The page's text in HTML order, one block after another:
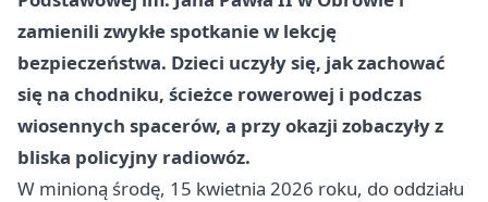
zamienili zwykłe spotkanie w lekcję
bezpieczeństwa. Dzieci uczyły się, jak zachować
się na chodniku, ścieżce rowerowej i podczas
wiosennych spacerów, a przy okazji zobaczyły z
bliska policyjny radiowóz.
W minioną środę, 15 kwietnia 2026 roku, do oddziału